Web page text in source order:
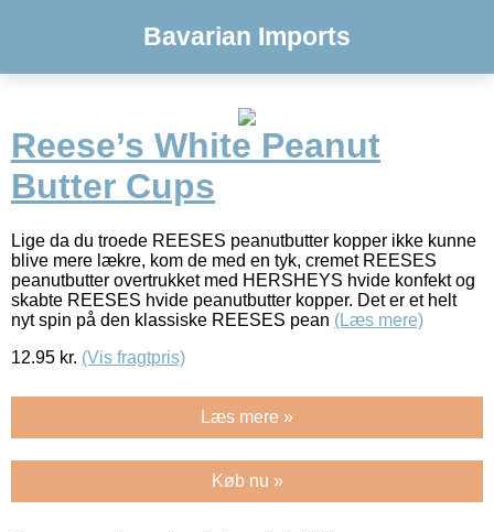
Bavarian Imports
Reese’s White Peanut
Butter Cups
Lige da du troede REESES peanutbutter kopper ikke kunne
blive mere lækre, kom de med en tyk, cremet REESES
peanutbutter overtrukket med HERSHEYS hvide konfekt og
skabte REESES hvide peanutbutter kopper. Det er et helt
nyt spin på den klassiske REESES pean (Læs mere)
12.95 kr. (Vis fragtpris)
Læs mere »
Køb nu »